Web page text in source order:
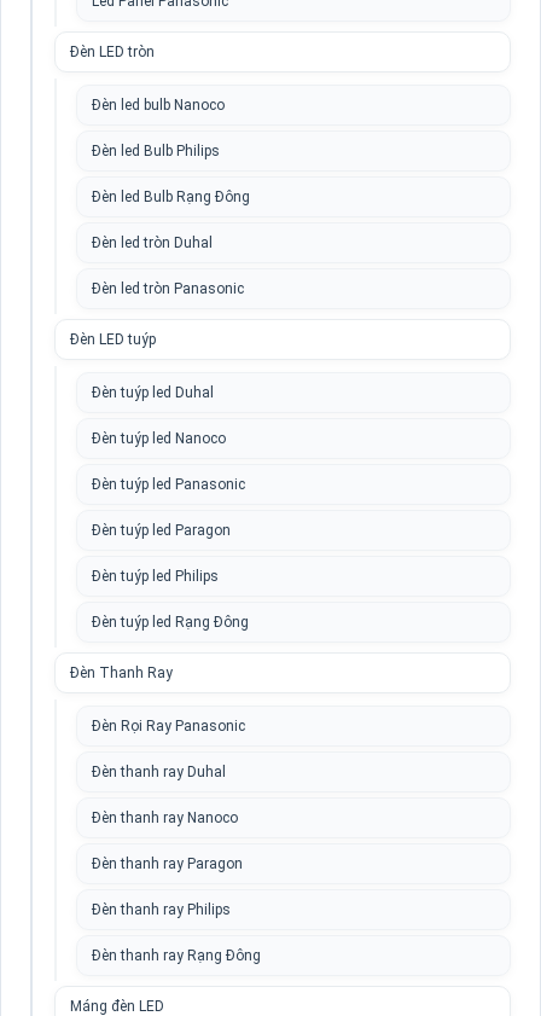
Đèn LED tròn
Đèn led bulb Nanoco
Đèn led Bulb Philips
Đèn led Bulb Rạng Đông
Đèn led tròn Duhal
Đèn led tròn Panasonic
Đèn LED tuýp
Đèn tuýp led Duhal
Đèn tuýp led Nanoco
Đèn tuýp led Panasonic
Đèn tuýp led Paragon
Đèn tuýp led Philips
Đèn tuýp led Rạng Đông
Đèn Thanh Ray
Đèn Rọi Ray Panasonic
Đèn thanh ray Duhal
Đèn thanh ray Nanoco
Đèn thanh ray Paragon
Đèn thanh ray Philips
Đèn thanh ray Rạng Đông
Máng đèn LED